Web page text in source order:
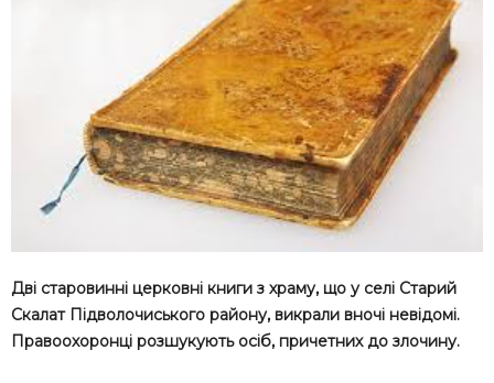
Дві старовинні церковні книги з храму, що у селі Старий
Скалат Підволочиського району, викрали вночі невідомі.
Правоохоронці розшукують осіб, причетних до злочину.